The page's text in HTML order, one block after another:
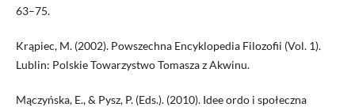
63–75.
Krąpiec, M. (2002). Powszechna Encyklopedia Filozofii (Vol. 1).
Lublin: Polskie Towarzystwo Tomasza z Akwinu.
Mączyńska, E., & Pysz, P. (Eds.). (2010). Idee ordo i społeczna